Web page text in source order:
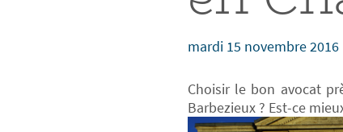
mardi 15 novembre 2016
Choisir le bon avocat
Barbezieux ? Est-ce